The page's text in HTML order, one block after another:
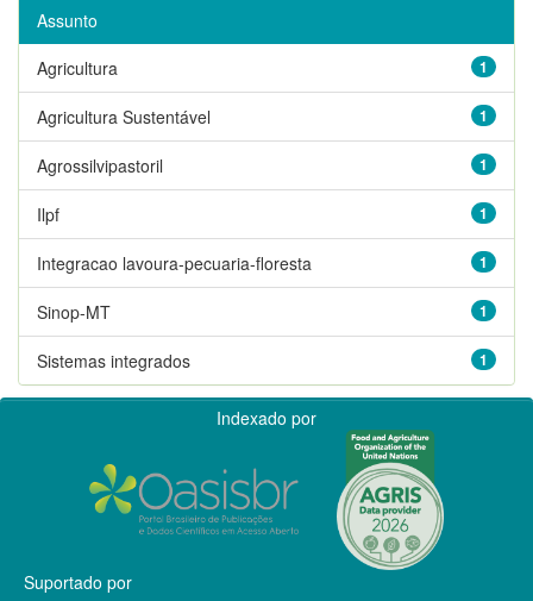
Assunto
1
Agricultura
1
Agricultura Sustentável
1
Agrossilvipastoril
1
Ilpf
1
Integracao lavoura-pecuaria-floresta
1
Sinop-MT
1
Sistemas integrados
Indexado por
Suportado por